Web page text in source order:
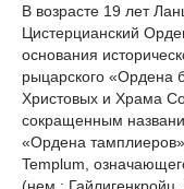
В возрасте 19 лет
Цистерцианский
основания
рыцарского «Ордена
Христовых и Храма
сокращенным
«Ордена тамплиеров»
Templum,
(нем.: